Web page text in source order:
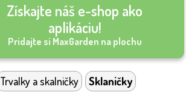
Získajte náš e-shop ako
aplikáciu!
Pridajte si MaxGarden na plochu
Trvalky a skalničky Sklaničky